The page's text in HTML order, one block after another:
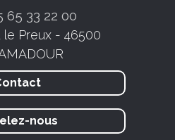
65 33 22 00
le Preux - 46500
nous